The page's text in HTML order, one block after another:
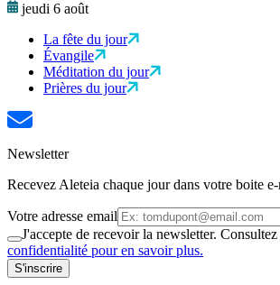
jeudi 6 août
La fête du jour
Évangile
Méditation du jour
Prières du jour
Newsletter
Recevez Aleteia chaque jour dans votre boite
Votre adresse email
J'accepte de recevoir la newsletter.
confidentialité pour en savoir plus.
S'inscrire